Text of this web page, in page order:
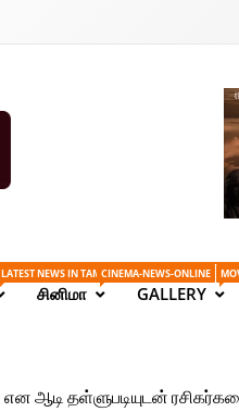
–
LATEST NEWS IN TAMIL ONLINE
சினிமா
CINEMA-NEWS-ONLINE
GALLERY
ஆடி தள்ளுபடியுடன்